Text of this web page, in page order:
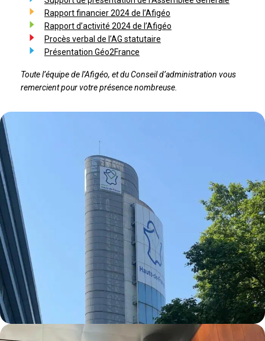
Rapport financier 2024 de l’Afigéo
Rapport d’activité 2024 de l’Afigéo
Procès verbal de l’AG statutaire
Présentation Géo2France
Toute l’équipe de l’Afigéo, et du Conseil d’administration vous
remercient pour votre présence nombreuse.